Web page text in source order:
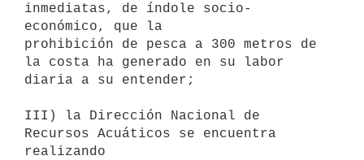
inmediatas, de índole socio-
económico, que la
prohibición de pesca a 300 metros de
la costa ha generado en su labor
diaria a su entender;
III) la Dirección Nacional de
Recursos Acuáticos se encuentra
realizando